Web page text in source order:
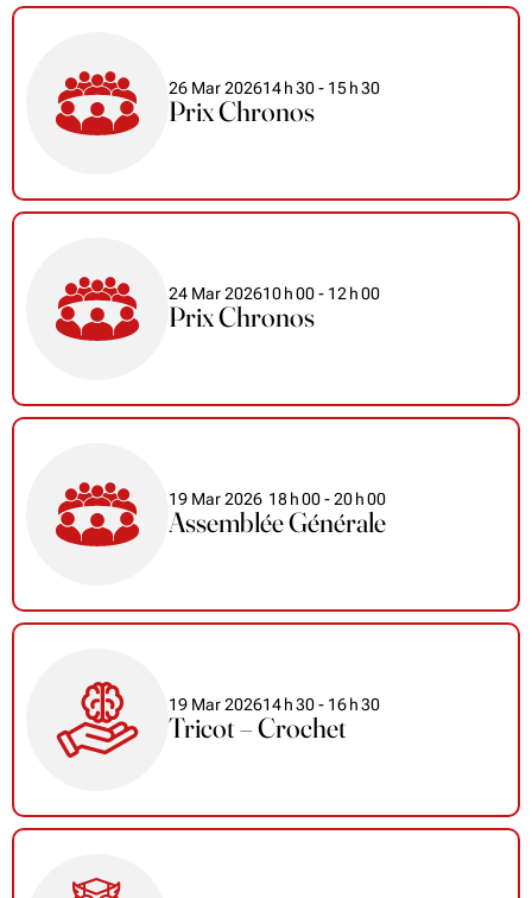
26 Mar 202614h30- 15h30
Prix Chronos
24 Mar 202610h00- 12 h00
Prix Chronos
19 Mar 2026 18h00- 20h00
Assemblée Générale
19 Mar 202614h30- 16h30
Tricot – Crochet